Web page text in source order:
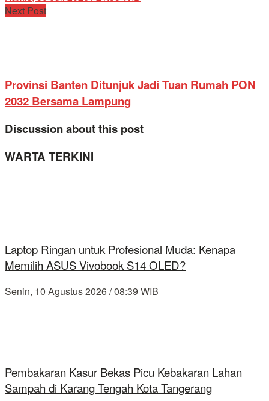
Next Post
Provinsi Banten Ditunjuk Jadi Tuan Rumah PON
2032 Bersama Lampung
Discussion about this post
WARTA TERKINI
Laptop Ringan untuk Profesional Muda: Kenapa
Memilih ASUS Vivobook S14 OLED?
Senin, 10 Agustus 2026 / 08:39 WIB
Pembakaran Kasur Bekas Picu Kebakaran Lahan
Sampah di Karang Tengah Kota Tangerang